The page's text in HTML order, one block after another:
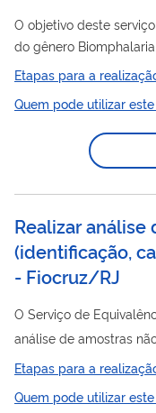
O objetivo deste
do gênero
Schistosoma mansoni,
(também conhecida como
Malacologia do Instituto
moluscos, como
Neotropical.
classificados. O
Etapas para a
Quem pode utilizar
Realizar
(identificação,
- Fiocruz/RJ
O Serviço de
análise de amostras
caracterização e
acoplado a HPLC. Este serviço contempla o desenvolvimento e
validação de método e
Etapas para a
Quem pode utilizar